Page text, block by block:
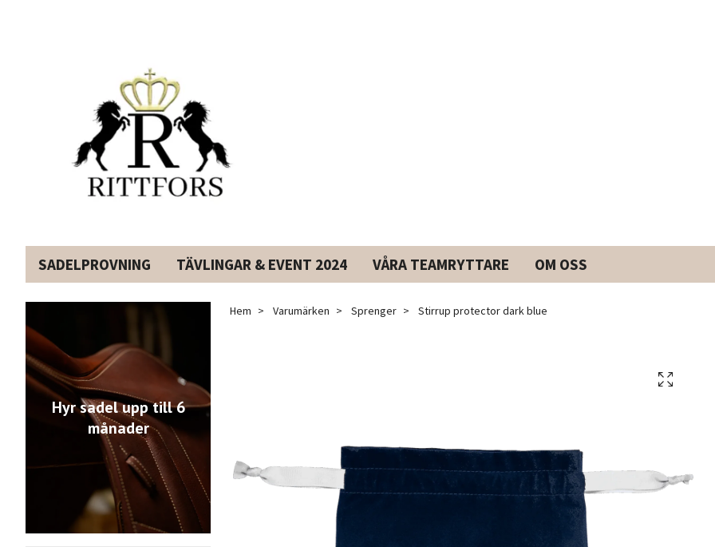
SADELPROVNING TÄVLINGAR & EVENT 2024 VÅRA TEAMRYTTARE OM OSS
Hyr sadel upp till 6
månader
Hem Varumärken Sprenger Stirrup protector dark blue